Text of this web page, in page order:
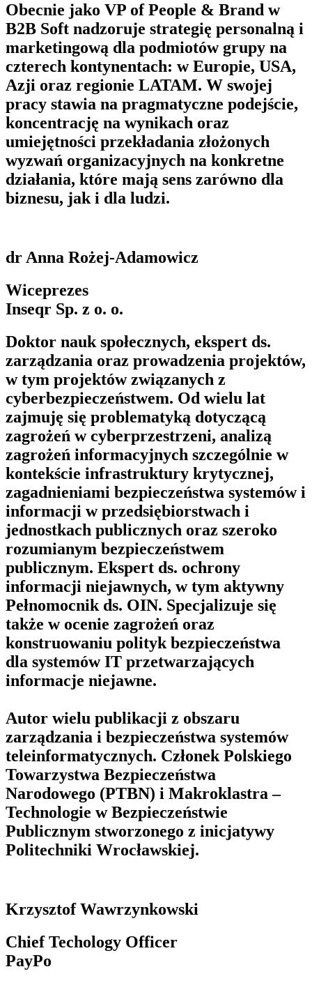
Obecnie jako VP of People & Brand w
B2B Soft nadzoruje strategię personalną i
marketingową dla podmiotów grupy na
czterech kontynentach: w Europie, USA,
Azji oraz regionie LATAM. W swojej
pracy stawia na pragmatyczne podejście,
koncentrację na wynikach oraz
umiejętności przekładania złożonych
wyzwań organizacyjnych na konkretne
działania, które mają sens zarówno dla
biznesu, jak i dla ludzi.
dr Anna Rożej-Adamowicz
Wiceprezes
Inseqr Sp. z o. o.
Doktor nauk społecznych, ekspert ds.
zarządzania oraz prowadzenia projektów,
w tym projektów związanych z
cyberbezpieczeństwem. Od wielu lat
zajmuję się problematyką dotyczącą
zagrożeń w cyberprzestrzeni, analizą
zagrożeń informacyjnych szczególnie w
kontekście infrastruktury krytycznej,
zagadnieniami bezpieczeństwa systemów i
informacji w przedsiębiorstwach i
jednostkach publicznych oraz szeroko
rozumianym bezpieczeństwem
publicznym. Ekspert ds. ochrony
informacji niejawnych, w tym aktywny
Pełnomocnik ds. OIN. Specjalizuje się
także w ocenie zagrożeń oraz
konstruowaniu polityk bezpieczeństwa
dla systemów IT przetwarzających
informacje niejawne.
Autor wielu publikacji z obszaru
zarządzania i bezpieczeństwa systemów
teleinformatycznych. Członek Polskiego
Towarzystwa Bezpieczeństwa
Narodowego (PTBN) i Makroklastra –
Technologie w Bezpieczeństwie
Publicznym stworzonego z inicjatywy
Politechniki Wrocławskiej.
Krzysztof Wawrzynkowski
Chief Techology Officer
PayPo